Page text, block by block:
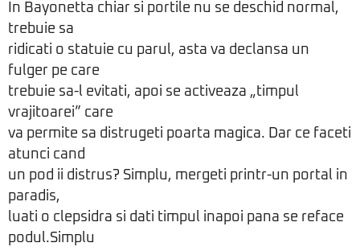
In Bayonetta chiar si portile nu se deschid normal,
trebuie sa
ridicati o statuie cu parul, asta va declansa un
fulger pe care
trebuie sa-l evitati, apoi se activeaza „timpul
vrajitoarei” care
va permite sa distrugeti poarta magica. Dar ce faceti
atunci cand
un pod ii distrus? Simplu, mergeti printr-un portal in
paradis,
luati o clepsidra si dati timpul inapoi pana se reface
podul.Simplu